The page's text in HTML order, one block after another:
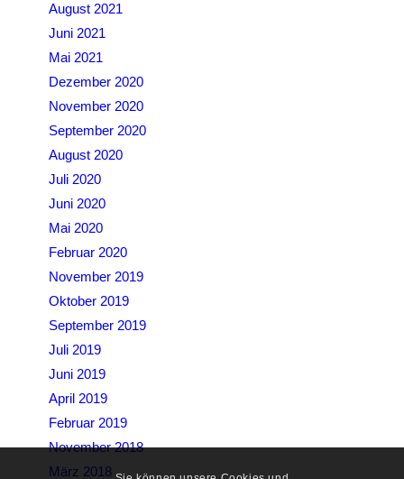
August 2021
Juni 2021
Mai 2021
Dezember 2020
November 2020
September 2020
August 2020
Juli 2020
Juni 2020
Mai 2020
Februar 2020
November 2019
Oktober 2019
September 2019
Juli 2019
Juni 2019
April 2019
Februar 2019
November 2018
März 2018